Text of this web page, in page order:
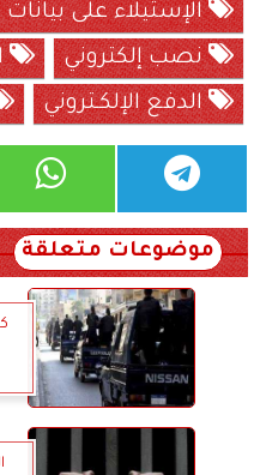
الإستيلاء على
نصب إلكتروني
الدفع الإلكـتروني
موضوعات متعلقة